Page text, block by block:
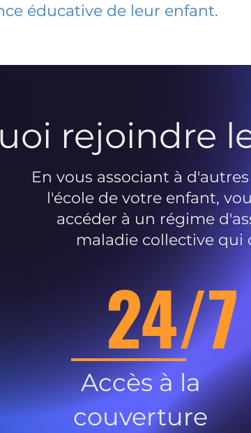
éducative de leur enfant.
rejoindre
En vous associant à
l'école de votre enfant,
accéder à un régime
maladie collective qui
24/7
Accès à la
couverture